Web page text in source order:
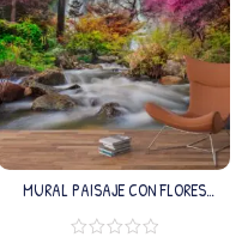
MURAL PAISAJE CON FLORES